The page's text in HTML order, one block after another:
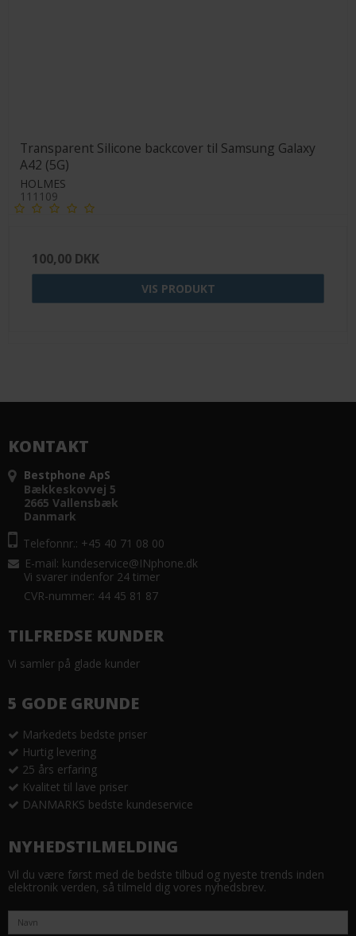
Transparent Silicone backcover til Samsung Galaxy
A42 (5G)
HOLMES
111109
100,00 DKK
VIS PRODUKT
KONTAKT
Bestphone ApS
Bækkeskovvej 5
2665 Vallensbæk
Danmark
Telefonnr.: +45 40 71 08 00
E-mail: kundeservice@INphone.dk
Vi svarer indenfor 24 timer
CVR-nummer: 44 45 81 87
TILFREDSE KUNDER
Vi samler på glade kunder
5 GODE GRUNDE
Markedets bedste priser
Hurtig levering
25 års erfaring
Kvalitet til lave priser
DANMARKS bedste kundeservice
NYHEDSTILMELDING
Vil du være først med de bedste tilbud og nyeste trends inden
elektronik verden, så tilmeld dig vores nyhedsbrev.